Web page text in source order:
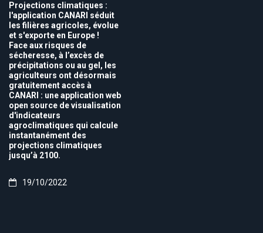
Projections climatiques :
l'application CANARI séduit
les filières agricoles, évolue
et s'exporte en Europe !
Face aux risques de
sécheresse, à l’excès de
précipitations ou au gel, les
agriculteurs ont désormais
gratuitement accès à
CANARI : une application web
open source de visualisation
d'indicateurs
agroclimatiques qui calcule
instantanément des
projections climatiques
jusqu’à 2100.
19/10/2022